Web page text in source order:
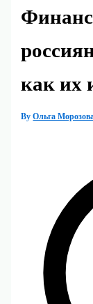
как их
ByОльга